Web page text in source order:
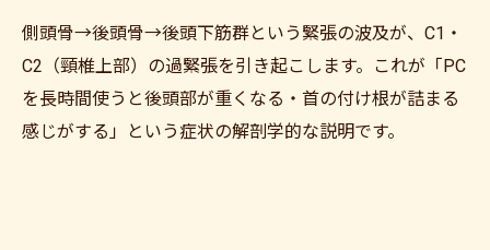
側頭骨→後頭骨→後頭下筋群という緊張の波及が、C1・
C2（頸椎上部）の過緊張を引き起こします。これが「PC
を長時間使うと後頭部が重くなる・首の付け根が詰まる
感じがする」という症状の解剖学的な説明です。